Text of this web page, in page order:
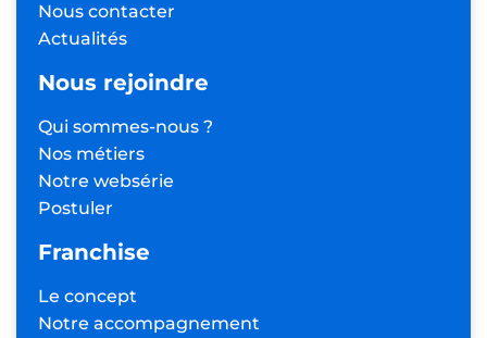
Nous contacter
Actualités
Nous rejoindre
Qui sommes-nous ?
Nos métiers
Notre websérie
Postuler
Franchise
Le concept
Notre accompagnement